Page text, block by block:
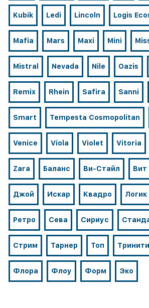
Kubik Ledi Lincoln Logis
Mafia Mars Maxi Mini
Mistral Nevada Nile Oazis
Remix Rhein Safira Sanni
Smart Tempesta Cosmopolitan
Venice Viola Violet Vitoria
Zara Баланс Ви-Стайл Вит
Джой Искар Квадро Логик
Ретро Сева Сириус
Стрим Тарнер Топ Тринити
Флора Флоу Форм Эко